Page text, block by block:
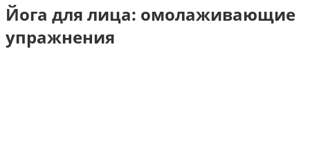
Йога для лица: омолаживающие
упражнения